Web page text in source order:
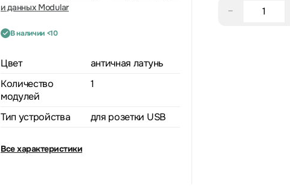
и данных Modular
В наличии <10
Цвет
античная латунь
Количество
модулей
1
Тип устройства для розетки USB
Все характеристики
−